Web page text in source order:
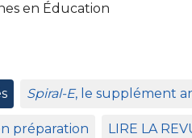
en Éducation
Spiral-E, le supplément
préparation LIRE LA